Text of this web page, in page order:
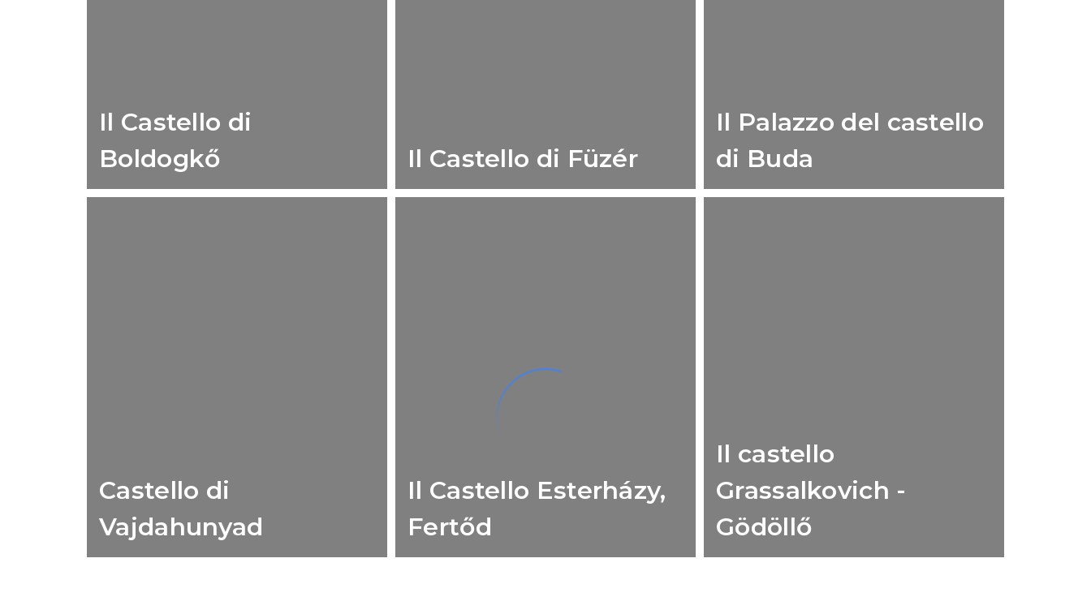
Il Castello di
Boldogkő
Il Castello di Füzér
Il Palazzo del castello
di Buda
Castello di
Vajdahunyad
Il Castello Esterházy,
Fertőd
Il castello
Grassalkovich -
Gödöllő